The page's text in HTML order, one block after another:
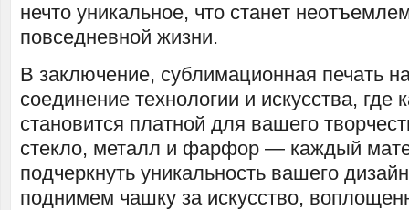
нечто уникальное, что станет
повседневной жизни.
В заключение, сублимационная печать
соединение технологии и искусства, где
становится платной для вашего
стекло, металл и фарфор — каждый
подчеркнуть уникальность вашего
поднимем чашку за искусство,